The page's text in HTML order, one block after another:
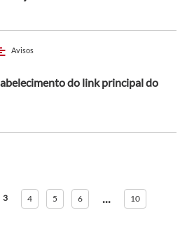
Avisos
do link principal do
3 4 5 6 ... 10